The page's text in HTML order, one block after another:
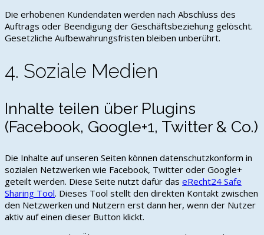
Die erhobenen Kundendaten werden nach Abschluss des
Auftrags oder Beendigung der Geschäftsbeziehung gelöscht.
Gesetzliche Aufbewahrungsfristen bleiben unberührt.
4. Soziale Medien
Inhalte teilen über Plugins
(Facebook, Google+1, Twitter & Co.)
Die Inhalte auf unseren Seiten können datenschutzkonform in
sozialen Netzwerken wie Facebook, Twitter oder Google+
geteilt werden. Diese Seite nutzt dafür das eRecht24 Safe
Sharing Tool. Dieses Tool stellt den direkten Kontakt zwischen
den Netzwerken und Nutzern erst dann her, wenn der Nutzer
aktiv auf einen dieser Button klickt.